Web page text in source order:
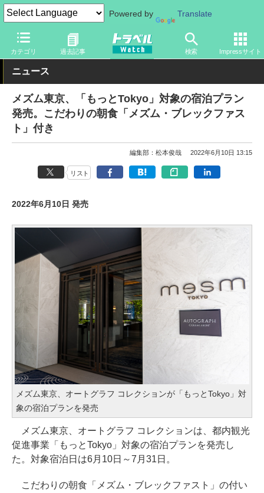
Powered by Translate
カテゴリ 過去記事 検索 Impressサイト
トラベル Watch 地域 国内旅行 東京
ニュース
メズム東京、「もっとTokyo」対象の宿泊プラン
発売。こだわりの朝食「メズム・ブレックファス
ト」付き
編集部：松本俊哉 2022年6月10日 13:15
リスト
2022年6月10日 発売
メズム東京、オートグラフ コレクションが「もっとTokyo」対
象の宿泊プランを発売
メズム東京、オートグラフ コレクションは、都内観光
促進事業「もっとTokyo」対象の宿泊プランを発売し
た。対象宿泊日は6月10日～7月31日。
こだわりの朝食「メズム・ブレックファスト」の付い